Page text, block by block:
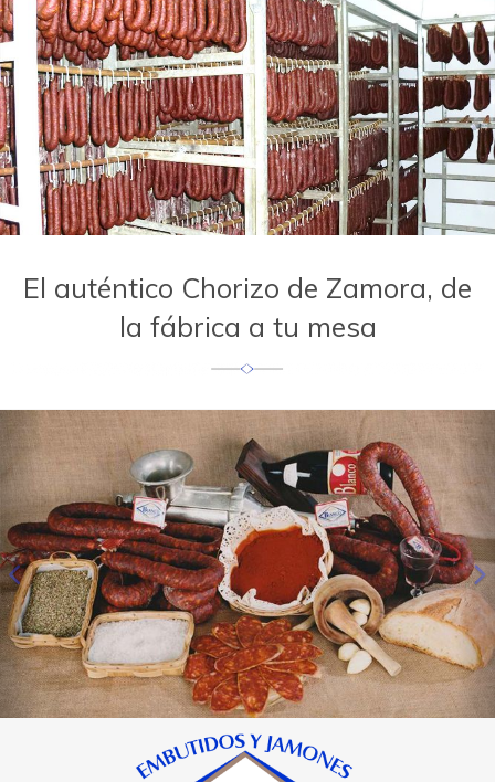
El auténtico Chorizo de Zamora, de
la fábrica a tu mesa
Anterior